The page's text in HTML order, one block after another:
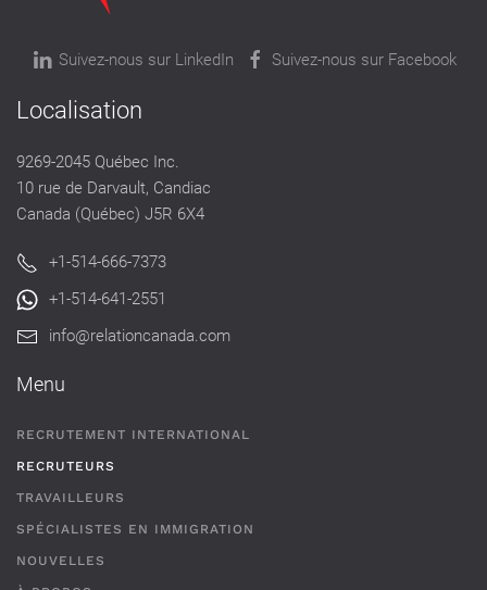
Suivez-nous sur LinkedIn Suivez-nous sur Facebook
Localisation
9269-2045 Québec Inc.
10 rue de Darvault, Candiac
Canada (Québec) J5R 6X4
+1-514-666-7373
+1-514-641-2551
info@relationcanada.com
Menu
RECRUTEMENT INTERNATIONAL
RECRUTEURS
TRAVAILLEURS
SPÉCIALISTES EN IMMIGRATION
NOUVELLES